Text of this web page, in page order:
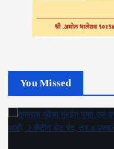
You Missed